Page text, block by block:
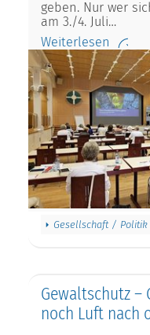
geben. Nur wer
am 3./4. Juli…
Weiterlesen
Gesellschaft / Politik
Gewaltschutz –
noch Luft nach